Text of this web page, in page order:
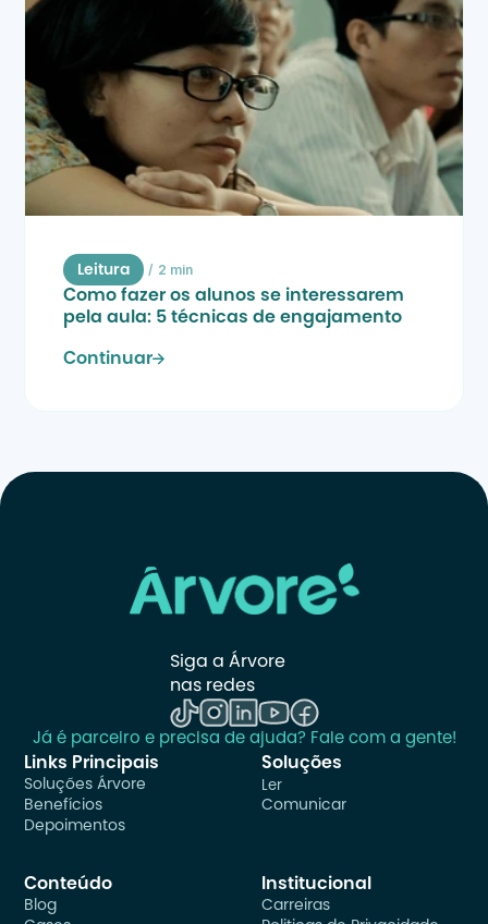
Leitura / 2 min
Como fazer os alunos se interessarem
pela aula: 5 técnicas de engajamento
Continuar
Siga a Árvore
nas redes
Já é parceiro e precisa de ajuda? Fale com a gente!
Links Principais
Soluções Árvore
Benefícios
Depoimentos
Soluções
Ler
Comunicar
Conteúdo
Blog
Institucional
Carreiras